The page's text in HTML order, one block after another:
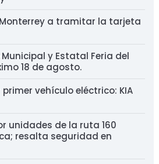
a tramitar la tarjeta
y Estatal Feria del
18 de agosto.
primer vehículo eléctrico: KIA
unidades de la ruta 160
resalta seguridad en